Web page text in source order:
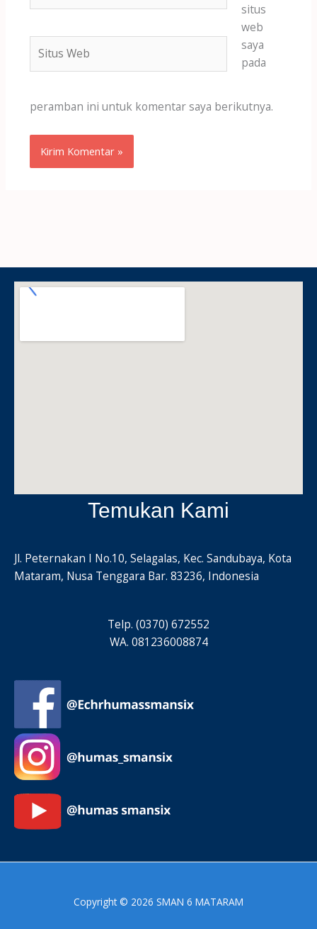
Web
situs
web
saya
pada
peramban ini untuk komentar saya berikutnya.
Temukan Kami
Jl. Peternakan I No.10, Selagalas, Kec. Sandubaya, Kota
Mataram, Nusa Tenggara Bar. 83236, Indonesia
Telp. (0370) 672552
WA. 081236008874
Copyright © 2026 SMAN 6 MATARAM